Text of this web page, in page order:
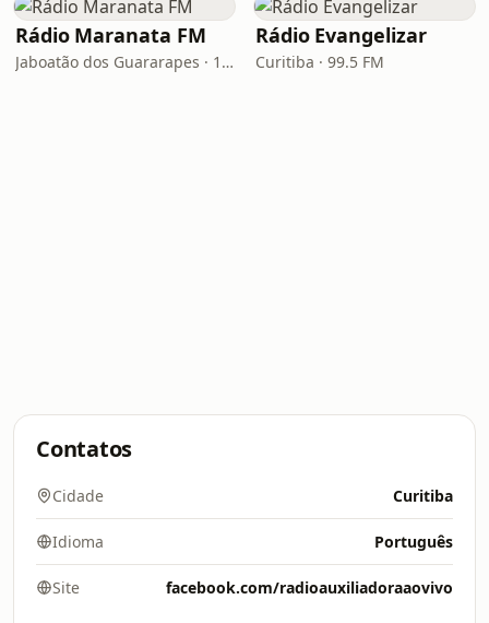
Rádio Maranata FM
Jaboatão dos Guararapes · 103.9 FM
Rádio Evangelizar
Curitiba · 99.5 FM
Contatos
Cidade Curitiba
Idioma Português
Site facebook.com/radioauxiliadoraaovivo